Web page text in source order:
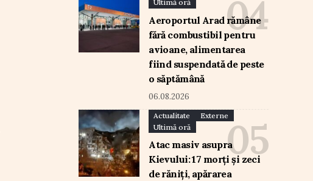
Ultimă oră
Aeroportul Arad rămâne
fără combustibil pentru
avioane, alimentarea
fiind suspendată de peste
o săptămână
06.08.2026
Actualitate
Externe
Ultimă oră
Atac masiv asupra
Kievului: 17 morți și zeci
de răniți, apărarea